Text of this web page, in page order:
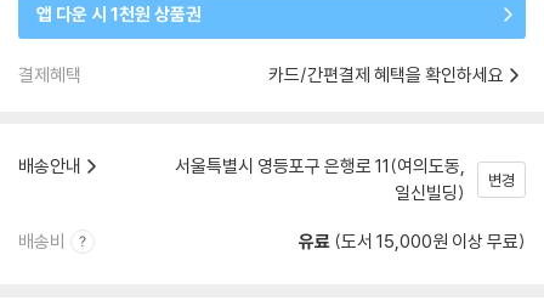
앱 다운 시 1천원 상품권
결제혜택 카드/간편결제 혜택을 확인하세요
배송안내
서울특별시 영등포구 은행로 11(여의도동,
일신빌딩)
변경
배송비 유료 (도서 15,000원 이상 무료)